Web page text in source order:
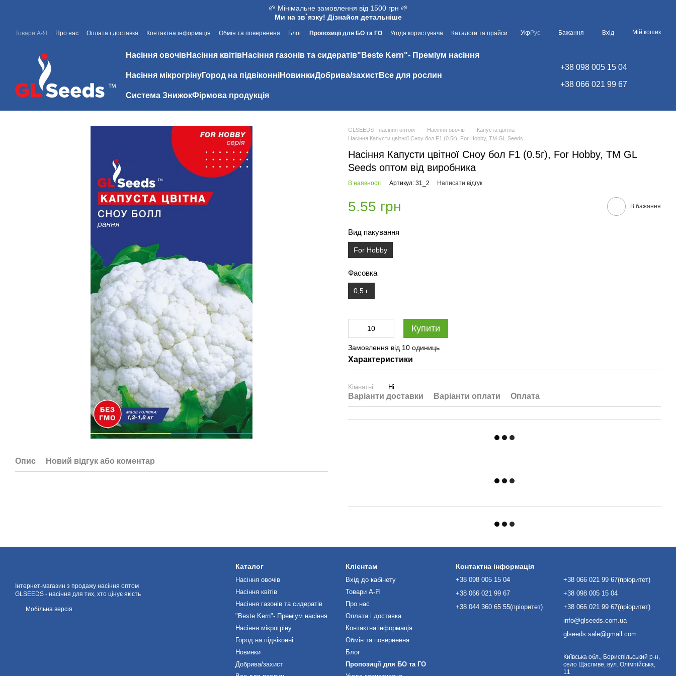
🌱 Мінімальне замовлення від 1500 грн 🌱
Ми на зв`язку! Дізнайся детальніше
Товари А-Я Про нас Оплата і доставка Контактна інформація Обмін та повернення Блог Пропозиції для БО та ГО Угода користувача
Каталоги та прайси
УкрРус Бажання Вхід Мій кошик
Насіння овочівНасіння квітівНасіння газонів та сидератів"Beste Kern"- Преміум насіння
Насіння мікрогрінуГород на підвіконніНовинкиДобрива/захистВсе для рослин
Система ЗнижокФірмова продукція
+38 098 005 15 04
+38 066 021 99 67
Опис Новий відгук або коментар
GLSEEDS - насіння оптом Насіння овочів
Капуста цвітна
Насіння Капусти цвiтної Сноу бол F1 (0.5г), For Hobby, TM GL Seeds
Насіння Капусти цвiтної Сноу бол F1 (0.5г), For Hobby, TM GL
Seeds оптом від виробника
В наявності Артикул: 31_2 Написати відгук
5.55 грн В бажання
Вид пакування
For Hobby
Фасовка
0,5 г.
Купити
Замовлення від 10 одиниць
Характеристики
Кімнатні Ні
Варіанти доставки Варіанти оплати Оплата
Інтернет-магазин з продажу насіння оптом
GLSEEDS - насіння для тих, хто цінує якість
Мобільна версія
Каталог
Насіння овочів
Насіння квітів
Насіння газонів та сидератів
"Beste Kern"- Преміум насіння
Насіння мікрогріну
Город на підвіконні
Новинки
Добрива/захист
Клієнтам
Вхід до кабінету
Товари А-Я
Про нас
Оплата і доставка
Контактна інформація
Обмін та повернення
Блог
Пропозиції для БО та ГО
Контактна інформація
+38 098 005 15 04
+38 066 021 99 67
+38 044 360 65 55(пріоритет)
+38 066 021 99 67(пріоритет)
+38 098 005 15 04
+38 066 021 99 67(пріоритет)
info@glseeds.com.ua
glseeds.sale@gmail.com
Київська обл., Бориспільський р-н,
село Щасливе, вул. Олімпійська,
11